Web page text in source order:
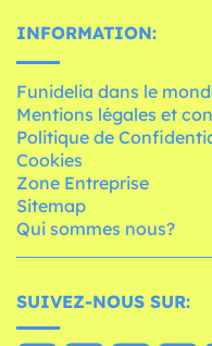
INFORMATION:
Funidelia dans le
Mentions légales et
Politique de
Cookies
Zone Entreprise
Sitemap
Qui sommes nous?
SUIVEZ-NOUS SUR: